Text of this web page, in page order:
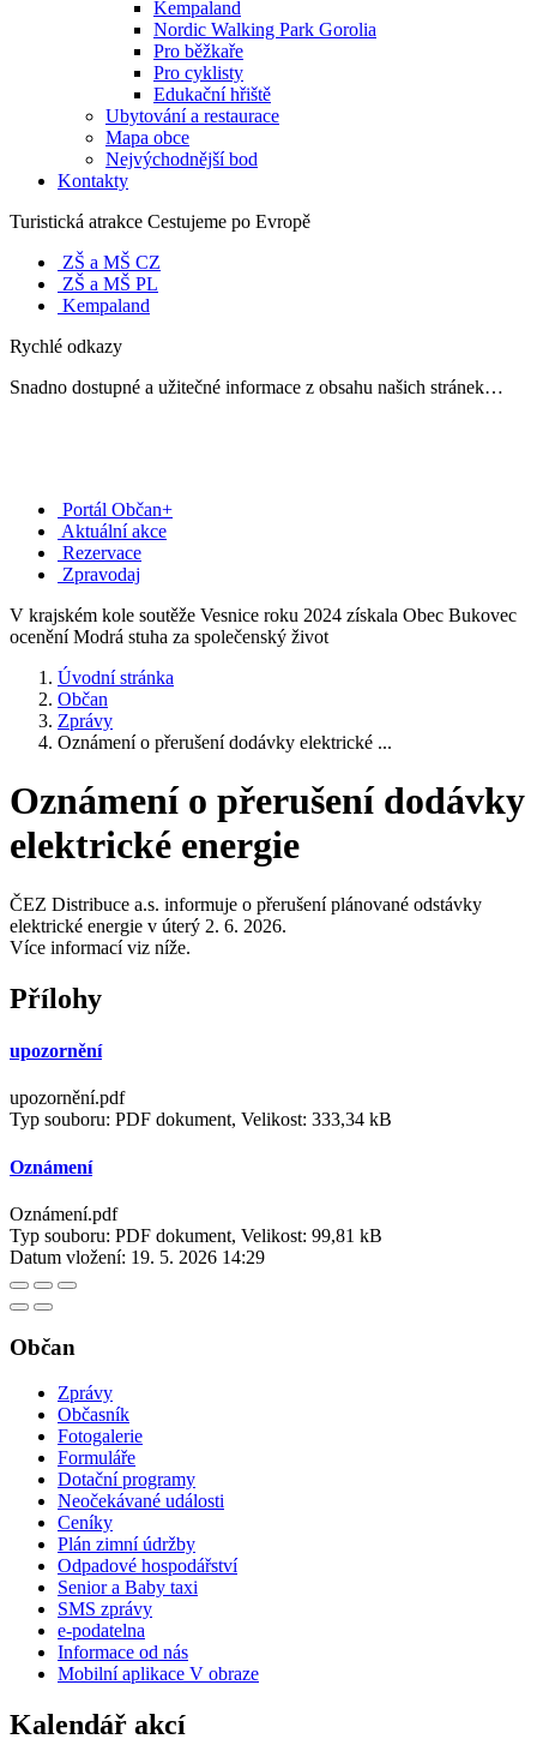
Kempaland
Nordic Walking Park Gorolia
Pro běžkaře
Pro cyklisty
Edukační hřiště
Ubytování a restaurace
Mapa obce
Nejvýchodnější bod
Kontakty
Turistická atrakce Cestujeme po Evropě
ZŠ a MŠ CZ
ZŠ a MŠ PL
Kempaland
Rychlé odkazy
Snadno dostupné a užitečné informace z obsahu našich stránek…
Portál Občan+
Aktuální akce
Rezervace
Zpravodaj
V krajském kole soutěže Vesnice roku 2024 získala Obec Bukovec
ocenění Modrá stuha za společenský život
Úvodní stránka
Občan
Zprávy
Oznámení o přerušení dodávky elektrické ...
Oznámení o přerušení dodávky
elektrické energie
ČEZ Distribuce a.s. informuje o přerušení plánované odstávky
elektrické energie v úterý 2. 6. 2026.
Více informací viz níže.
Přílohy
upozornění
upozornění.pdf
Typ souboru: PDF dokument, Velikost: 333,34 kB
Oznámení
Oznámení.pdf
Typ souboru: PDF dokument, Velikost: 99,81 kB
Datum vložení: 19. 5. 2026 14:29
Občan
Zprávy
Občasník
Fotogalerie
Formuláře
Dotační programy
Neočekávané události
Ceníky
Plán zimní údržby
Odpadové hospodářství
Senior a Baby taxi
SMS zprávy
e-podatelna
Informace od nás
Mobilní aplikace V obraze
Kalendář akcí